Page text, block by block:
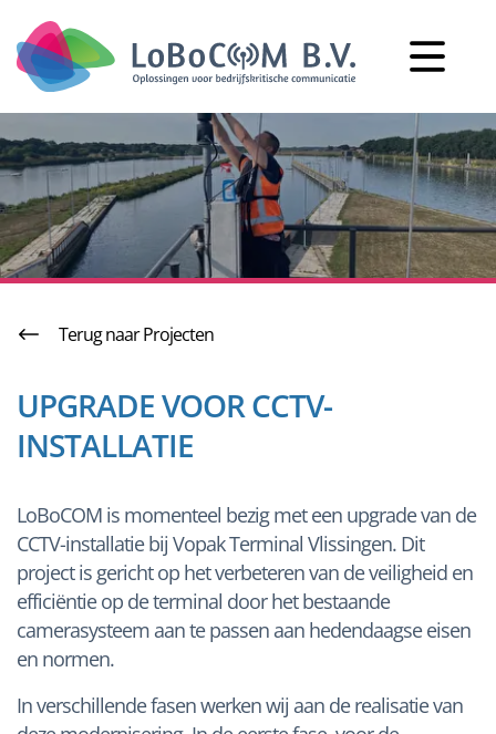
overslaan
Terug naar Projecten
UPGRADE VOOR CCTV-
INSTALLATIE
LoBoCOM is momenteel bezig met een upgrade van de
CCTV-installatie bij Vopak Terminal Vlissingen. Dit
project is gericht op het verbeteren van de veiligheid en
efficiëntie op de terminal door het bestaande
camerasysteem aan te passen aan hedendaagse eisen
en normen.
In verschillende fasen werken wij aan de realisatie van